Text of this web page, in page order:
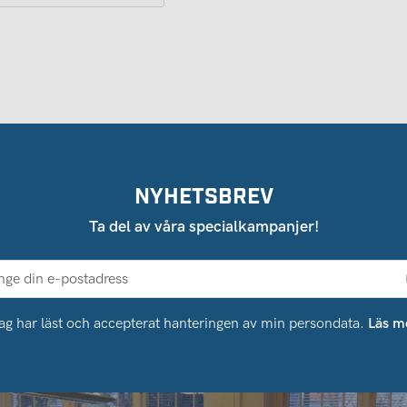
NYHETSBREV
Ta del av våra specialkampanjer!
har läst och accepterat hanteringen av min persondata. Läs